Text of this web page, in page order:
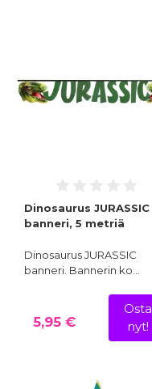
Dinosaurus JURASSIC
banneri, 5 metriä
Dinosaurus JURASSIC
banneri. Bannerin ko…
5,95 €
Osta
nyt!